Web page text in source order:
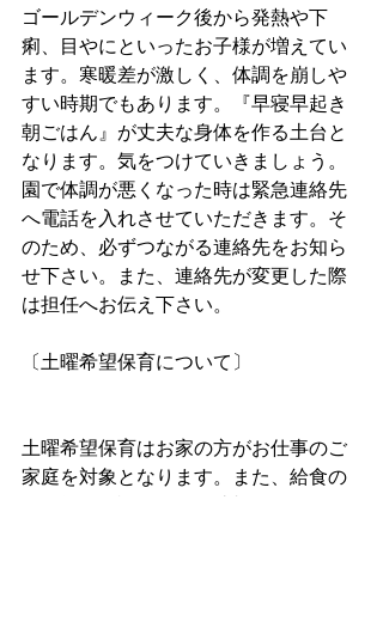
ゴールデンウィーク後から発熱や下
痢、目やにといったお子様が増えてい
ます。寒暖差が激しく、体調を崩しや
すい時期でもあります。『早寝早起き
朝ごはん』が丈夫な身体を作る土台と
なります。気をつけていきましょう。
園で体調が悪くなった時は緊急連絡先
へ電話を入れさせていただきます。そ
のため、必ずつながる連絡先をお知ら
せ下さい。また、連絡先が変更した際
は担任へお伝え下さい。
〔土曜希望保育について〕
土曜希望保育はお家の方がお仕事のご
家庭を対象となります。また、給食の